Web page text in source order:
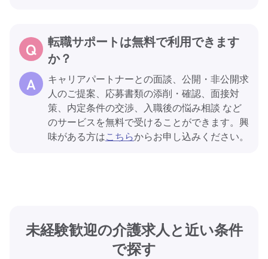
転職サポートは無料で利用できます
か？
キャリアパートナーとの面談、公開・非公開求
人のご提案、応募書類の添削・確認、面接対
策、内定条件の交渉、入職後の悩み相談 など
のサービスを無料で受けることができます。興
味がある方はこちらからお申し込みください。
未経験歓迎の介護求人と近い条件
で探す